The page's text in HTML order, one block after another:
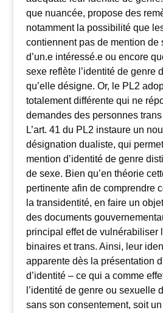
que nuancée, propose des
notamment la possibilité que
contiennent pas de mention de
d’un.e intéressé.e ou encore
sexe reflète l’identité de genre
qu’elle désigne. Or, le PL2
totalement différente qui ne
demandes des personnes
L’art. 41 du PL2 instaure un
désignation dualiste, qui
mention d’identité de genre
de sexe. Bien qu’en théorie
pertinente afin de comprendre
la transidentité, en faire un
des documents
principal effet de vulnérabiliser
binaires et trans. Ainsi, leur
apparente dès la présentation
d’identité – ce qui a comme
l’identité de genre ou sexuelle
sans son consentement, soit